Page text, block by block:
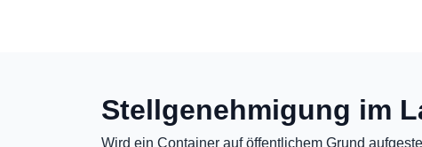
Stellgenehmigung im
Wird ein Container auf öffentlichem Grund